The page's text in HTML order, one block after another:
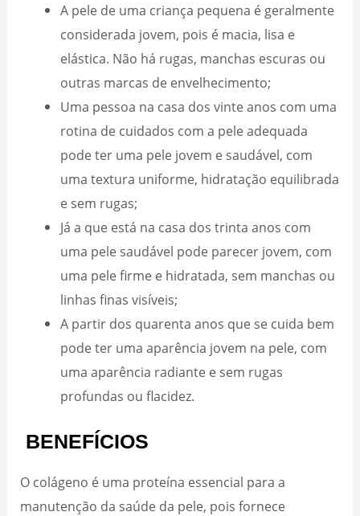
A pele de uma criança pequena é geralmente
considerada jovem, pois é macia, lisa e
elástica. Não há rugas, manchas escuras ou
outras marcas de envelhecimento;
Uma pessoa na casa dos vinte anos com uma
rotina de cuidados com a pele adequada
pode ter uma pele jovem e saudável, com
uma textura uniforme, hidratação equilibrada
e sem rugas;
Já a que está na casa dos trinta anos com
uma pele saudável pode parecer jovem, com
uma pele firme e hidratada, sem manchas ou
linhas finas visíveis;
A partir dos quarenta anos que se cuida bem
pode ter uma aparência jovem na pele, com
uma aparência radiante e sem rugas
profundas ou flacidez.
BENEFÍCIOS
O colágeno é uma proteína essencial para a
manutenção da saúde da pele, pois fornece